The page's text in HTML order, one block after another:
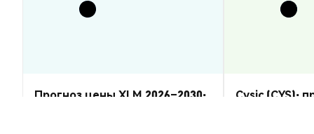
Прогноз цены XLM 2026–2030:
Cysic (CYS):